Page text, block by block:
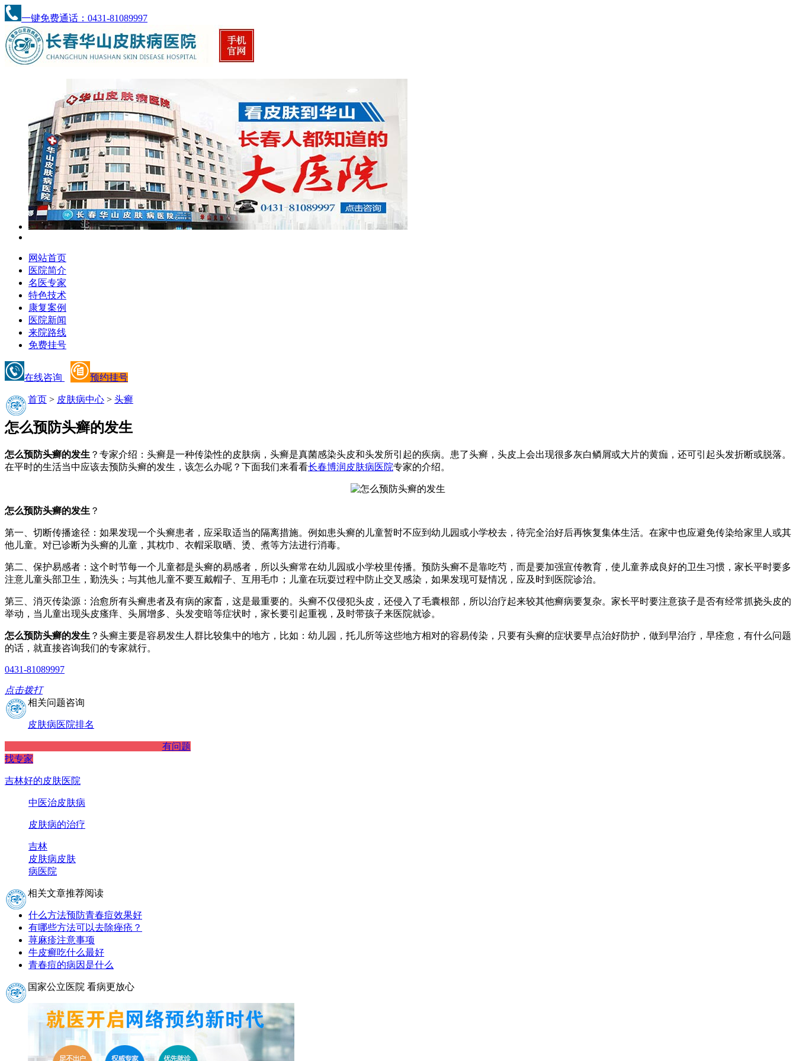
一键免费通话：0431-81089997
网站首页
医院简介
名医专家
特色技术
康复案例
医院新闻
来院路线
免费挂号
在线咨询 预约挂号
首页 > 皮肤病中心 > 头癣
怎么预防头癣的发生
怎么预防头癣的发生 ？专家介绍：头癣是一种传染性的皮肤病，头癣是真菌感染头皮和头发所引起的疾病。患了头癣，头皮上会出现很多灰白鳞屑或大片的黄痂，还可引起头发折断或脱落。
在平时的生活当中应该去预防头癣的发生，该怎么办呢？下面我们来看看长春博润皮肤病医院专家的介绍。
怎么预防头癣的发生 ？
第一、切断传播途径：如果发现一个头癣患者，应采取适当的隔离措施。例如患头癣的儿童暂时不应到幼儿园或小学校去，待完全治好后再恢复集体生活。在家中也应避免传染给家里人或其
他儿童。对已诊断为头癣的儿童，其枕巾、衣帽采取晒、烫、煮等方法进行消毒。
第二、保护易感者：这个时节每一个儿童都是头癣的易感者，所以头癣常在幼儿园或小学校里传播。预防头癣不是靠吃芍，而是要加强宣传教育，使儿童养成良好的卫生习惯，家长平时要多
注意儿童头部卫生，勤洗头；与其他儿童不要互戴帽子、互用毛巾；儿童在玩耍过程中防止交叉感染，如果发现可疑情况，应及时到医院诊治。
第三、消灭传染源：治愈所有头癣患者及有病的家畜，这是最重要的。头癣不仅侵犯头皮，还侵入了毛囊根部，所以治疗起来较其他癣病要复杂。家长平时要注意孩子是否有经常抓挠头皮的
举动，当儿童出现头皮瘙痒、头屑增多、头发变暗等症状时，家长要引起重视，及时带孩子来医院就诊。
怎么预防头癣的发生 ？头癣主要是容易发生人群比较集中的地方，比如：幼儿园，托儿所等这些地方相对的容易传染，只要有头癣的症状要早点治好防护，做到早治疗，早痊愈，有什么问题
的话，就直接咨询我们的专家就行。
0431-81089997
点击拨打
相关问题咨询
皮肤病医院排名
有问题
找专家
吉林好的皮肤医院
中医治皮肤病
皮肤病的治疗
吉林
皮肤病皮肤
病医院
相关文章推荐阅读
什么方法预防青春痘效果好
有哪些方法可以去除痤疮？
荨麻疹注意事项
牛皮癣吃什么最好
青春痘的病因是什么
国家公立医院 看病更放心